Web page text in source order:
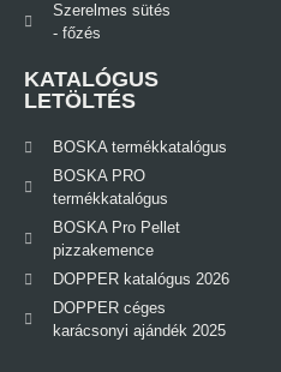
Szerelmes sütés
- főzés
KATALÓGUS
LETÖLTÉS
BOSKA termékkatalógus
BOSKA PRO
termékkatalógus
BOSKA Pro Pellet
pizzakemence
DOPPER katalógus 2026
DOPPER céges
karácsonyi ajándék 2025